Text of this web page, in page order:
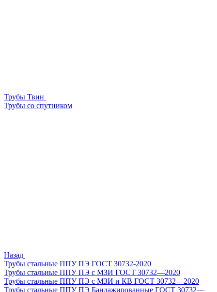
Трубы Твин
Трубы со спутником
Назад
Трубы стальные ППУ ПЭ ГОСТ 30732-2020
Трубы стальные ППУ ПЭ с МЗИ ГОСТ 30732—2020
Трубы стальные ППУ ПЭ с МЗИ и КВ ГОСТ 30732—2020
Трубы стальные ППУ ПЭ Бандажированные ГОСТ 30732—